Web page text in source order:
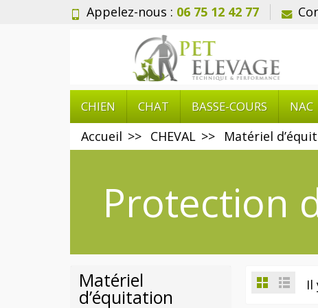
Appelez-nous : 06 75 12 42 77
CHIEN CHAT BASSE-COURS NAC
Accueil CHEVAL Matériel
Protection
Matériel
d’équitation
Il